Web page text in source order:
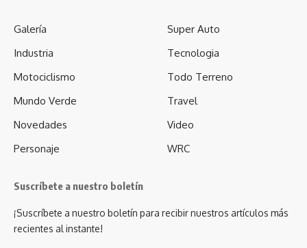
Galería
Industria
Motociclismo
Mundo Verde
Novedades
Personaje
Super Auto
Tecnologia
Todo Terreno
Travel
Video
WRC
Suscríbete a nuestro boletín
¡Suscríbete a nuestro boletín para recibir nuestros artículos más
recientes al instante!